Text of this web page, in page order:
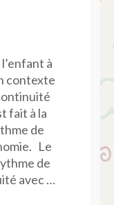
à
contexte
fait à la
de
Le
de
avec …